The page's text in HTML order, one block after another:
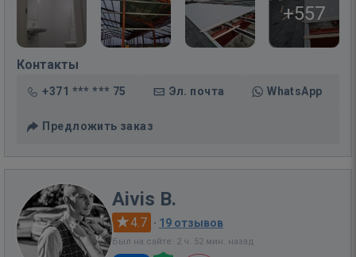
+557
Контакты
+371 *** *** 75 Эл. почта WhatsApp
Предложить заказ
Aivis B.
4.7 · 19 отзывов
Был на сайте: 2 ч. 52 мин. назад